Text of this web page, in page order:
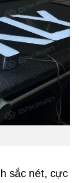
sắc nét, cực